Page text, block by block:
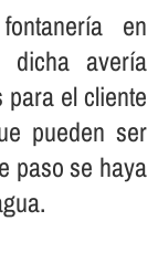
en
dicha averí­a
para el cliente
pueden ser
paso se haya